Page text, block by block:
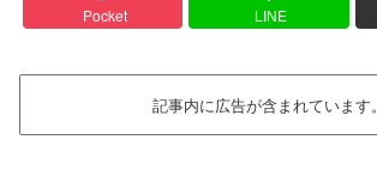
Pocket LINE
記事内に広告が含まれています。